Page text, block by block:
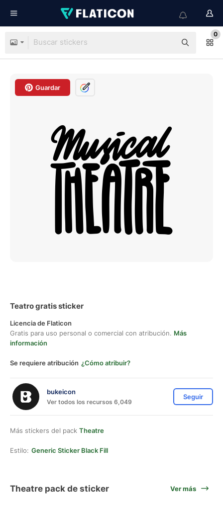
0
Guardar
Teatro gratis sticker
Licencia de Flaticon
Gratis para uso personal o comercial con atribución. Más
información
Se requiere atribución ¿Cómo atribuir?
bukeicon
Ver todos los recursos 6,049
Seguir
Más stickers del pack Theatre
Estilo: Generic Sticker Black Fill
Theatre pack de sticker Ver más